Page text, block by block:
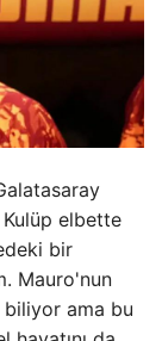
Kulüp elbette
bir
Mauro'nun
biliyor ama bu